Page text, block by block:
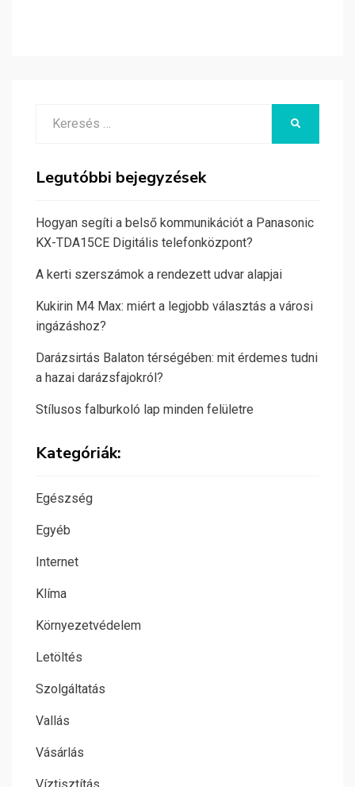
Legutóbbi bejegyzések
Hogyan segíti a belső kommunikációt a Panasonic
KX-TDA15CE Digitális telefonközpont?
A kerti szerszámok a rendezett udvar alapjai
Kukirin M4 Max: miért a legjobb választás a városi
ingázáshoz?
Darázsirtás Balaton térségében: mit érdemes tudni
a hazai darázsfajokról?
Stílusos falburkoló lap minden felületre
Kategóriák:
Egészség
Egyéb
Internet
Klíma
Környezetvédelem
Letöltés
Szolgáltatás
Vallás
Vásárlás